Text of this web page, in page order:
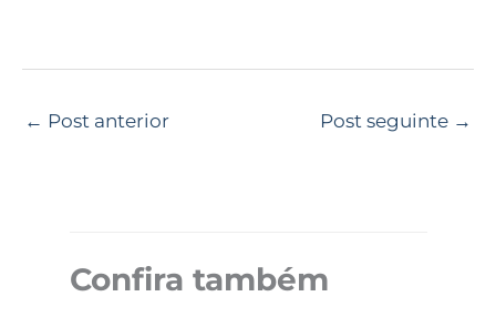
← Post anterior Post seguinte →
Confira também